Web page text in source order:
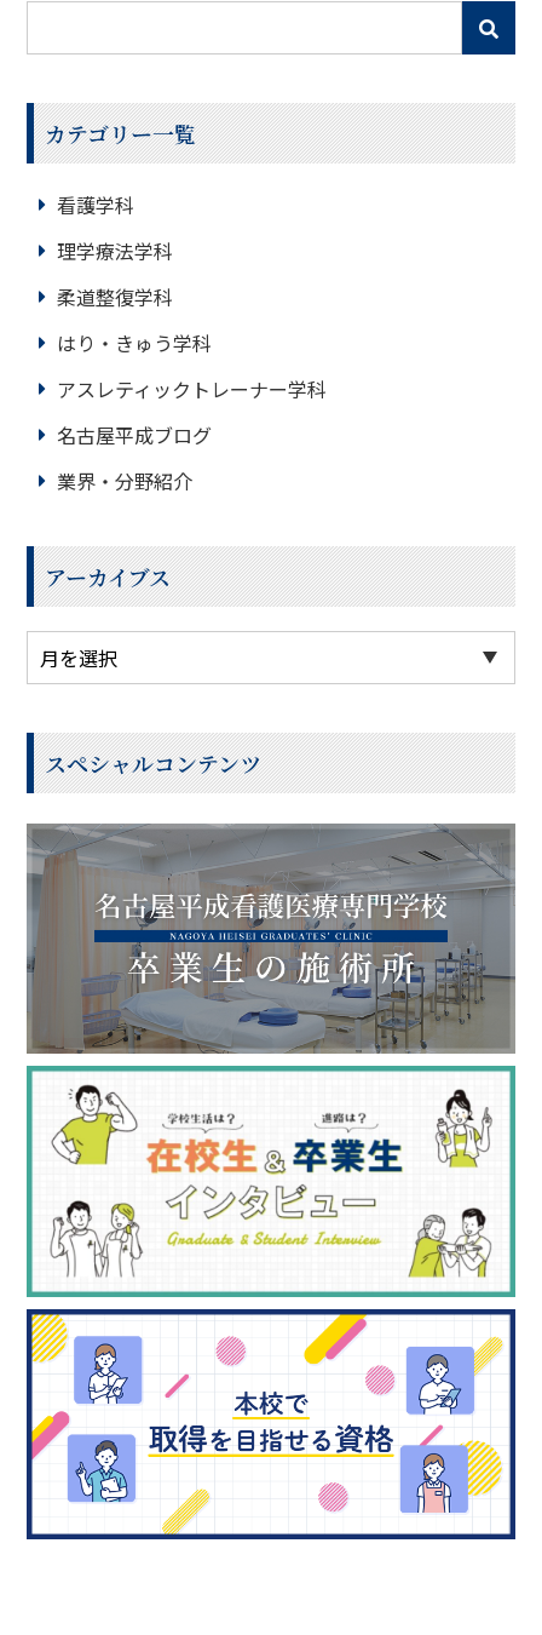
カテゴリー一覧
看護学科
理学療法学科
柔道整復学科
はり・きゅう学科
アスレティックトレーナー学科
名古屋平成ブログ
業界・分野紹介
アーカイブス
スペシャルコンテンツ